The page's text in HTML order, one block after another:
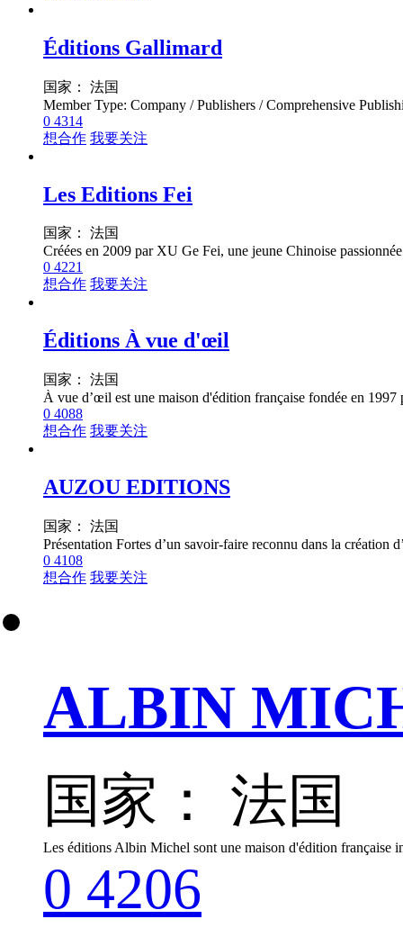
Éditions Gallimard
国家： 法国
0 4314
想合作 我要关注
Les Editions Fei
国家： 法国
0 4221
想合作 我要关注
Éditions À vue d'œil
国家： 法国
0 4088
想合作 我要关注
AUZOU EDITIONS
国家： 法国
0 4108
想合作 我要关注
ALBIN
国家： 法国
0 4206